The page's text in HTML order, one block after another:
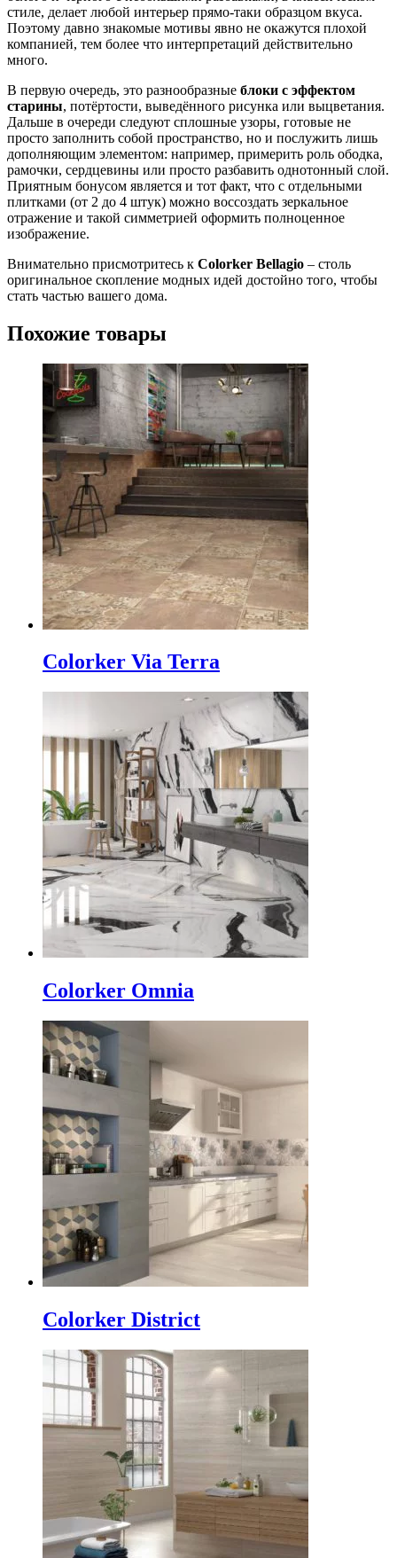
стиле, делает любой интерьер прямо-таки образцом вкуса.
Поэтому давно знакомые мотивы явно не окажутся плохой
компанией, тем более что интерпретаций действительно
много.
В первую очередь, это разнообразные блоки с эффектом
старины, потёртости, выведённого рисунка или выцветания.
Дальше в очереди следуют сплошные узоры, готовые не
просто заполнить собой пространство, но и послужить лишь
дополняющим элементом: например, примерить роль ободка,
рамочки, сердцевины или просто разбавить однотонный слой.
Приятным бонусом является и тот факт, что с отдельными
плитками (от 2 до 4 штук) можно воссоздать зеркальное
отражение и такой симметрией оформить полноценное
изображение.
Внимательно присмотритесь к Colorker Bellagio – столь
оригинальное скопление модных идей достойно того, чтобы
стать частью вашего дома.
Похожие товары
Colorker Via Terra
Colorker Omnia
Colorker District